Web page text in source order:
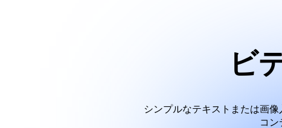
ビ
シンプルなテキストまたは画
コン